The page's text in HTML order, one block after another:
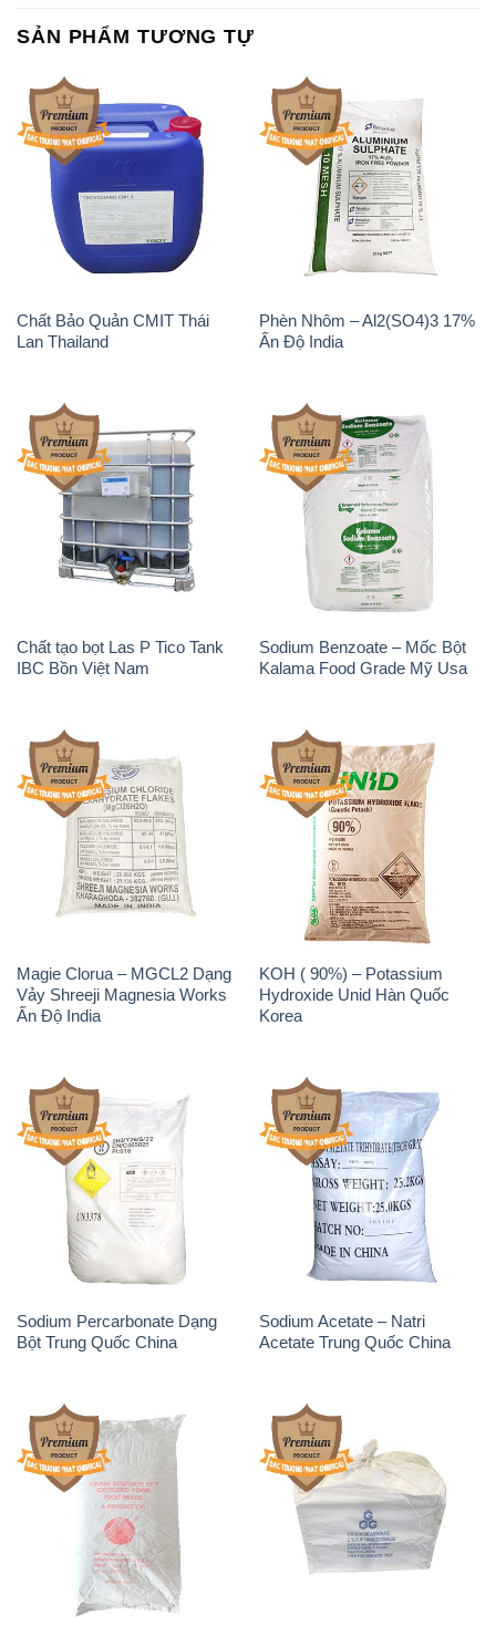
SẢN PHẨM TƯƠNG TỰ
Chất Bảo Quản CMIT Thái
Lan Thailand
Phèn Nhôm – Al2(SO4)3 17%
Ấn Độ India
Chất tạo bọt Las P Tico Tank
IBC Bồn Việt Nam
Sodium Benzoate – Mốc Bột
Kalama Food Grade Mỹ Usa
Magie Clorua – MGCL2 Dạng
Vảy Shreeji Magnesia Works
Ấn Độ India
KOH ( 90%) – Potassium
Hydroxide Unid Hàn Quốc
Korea
Sodium Percarbonate Dạng
Bột Trung Quốc China
Sodium Acetate – Natri
Acetate Trung Quốc China